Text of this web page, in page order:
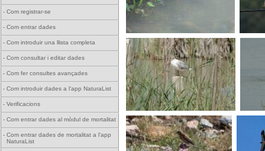
- Com registrar-se
- Com entrar dades
- Com introduir una llista completa
- Com consultar i editar dades
- Com fer consultes avançades
- Com introduir dades a l'app NaturaList
- Verificacions
- Com entrar dades al mòdul de mortalitat
- Com entrar dades de mortalitat a l'app
NaturaList